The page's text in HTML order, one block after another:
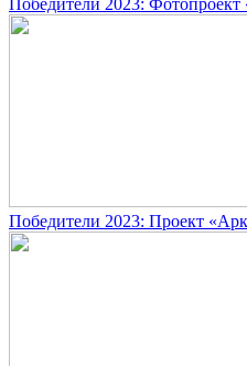
Победители 2023:
Победители 2023: Проект